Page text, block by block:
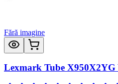
Fără imagine
Lexmark Tube